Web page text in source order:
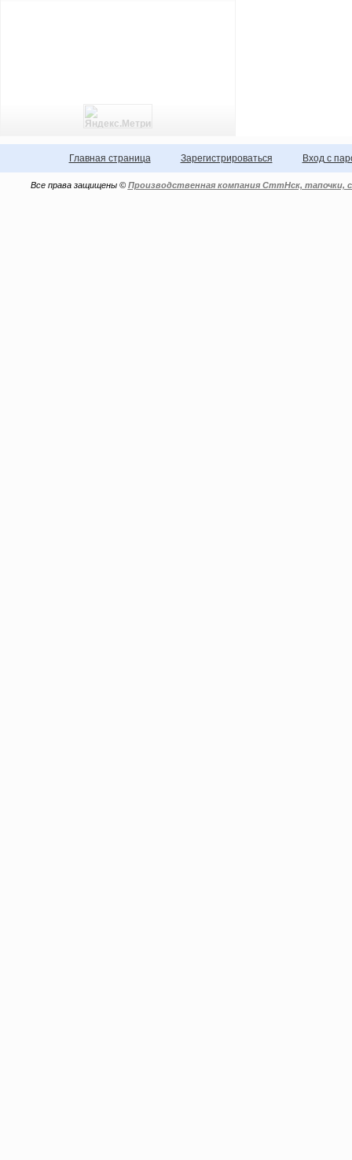
Главная страница Зарегистрироваться Вход с
Все права защищены © Производственная компания СттНск, тапочки,